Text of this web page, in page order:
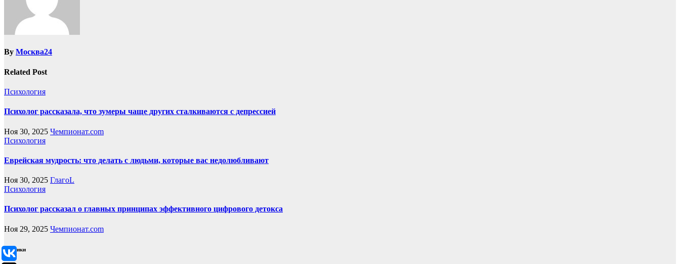
By Москва24
Related Post
Психология
Психолог рассказала, что зумеры чаще других сталкиваются с депрессией
Ноя 30, 2025 Чемпионат.com
Психология
Еврейская мудрость: что делать с людьми, которые вас недолюбливают
Ноя 30, 2025 ГлагоL
Психология
Психолог рассказал о главных принципах эффективного цифрового детокса
Ноя 29, 2025 Чемпионат.com
Рубрики